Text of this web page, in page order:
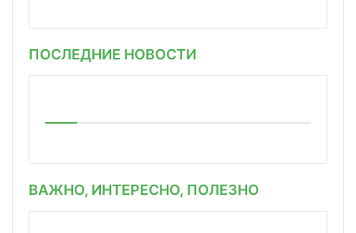
ПОСЛЕДНИЕ НОВОСТИ
ВАЖНО, ИНТЕРЕСНО, ПОЛЕЗНО